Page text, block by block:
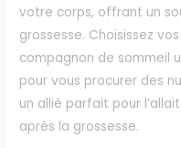
votre corps, offrant un
grossesse. Choisissez
compagnon de sommeil
pour vous procurer des
un allié parfait pour
après la grossesse.